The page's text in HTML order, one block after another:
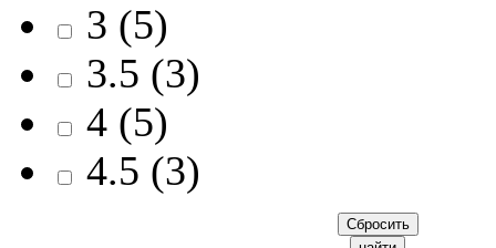
3 (5)
3.5 (3)
4 (5)
4.5 (3)